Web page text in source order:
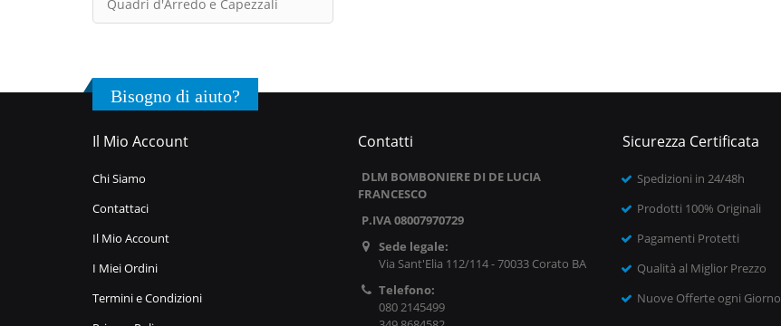
Quadri d'Arredo e Capezzali
Bisogno di aiuto?
Il Mio Account
Chi Siamo
Contattaci
Il Mio Account
I Miei Ordini
Termini e Condizioni
Contatti
DLM BOMBONIERE DI DE LUCIA
FRANCESCO
P.IVA 08007970729
Sede legale:
Via Sant'Elia 112/114 - 70033 Corato BA
Telefono:
080 2145499
Sicurezza Certificata
Spedizioni in 24/48h
Prodotti 100% Originali
Pagamenti Protetti
Qualità al Miglior Prezzo
Nuove Offerte ogni Giorno